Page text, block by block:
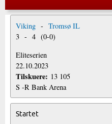
Viking - Tromsø IL
3 - 4 (0-0)
Eliteserien
22.10.2023
Tilskuere: 13 105
S -R Bank Arena
Startet